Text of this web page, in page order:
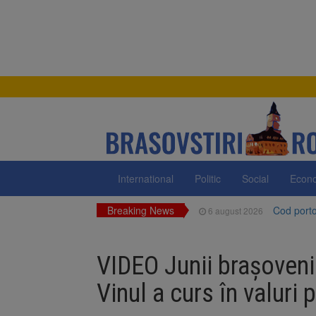
International Politic Social
Breaking News 6 august 2026 Cod
6 august 2026 Urmele
6 august 2026
AUR a
VIDEO Junii
Vinul a curs în valuri